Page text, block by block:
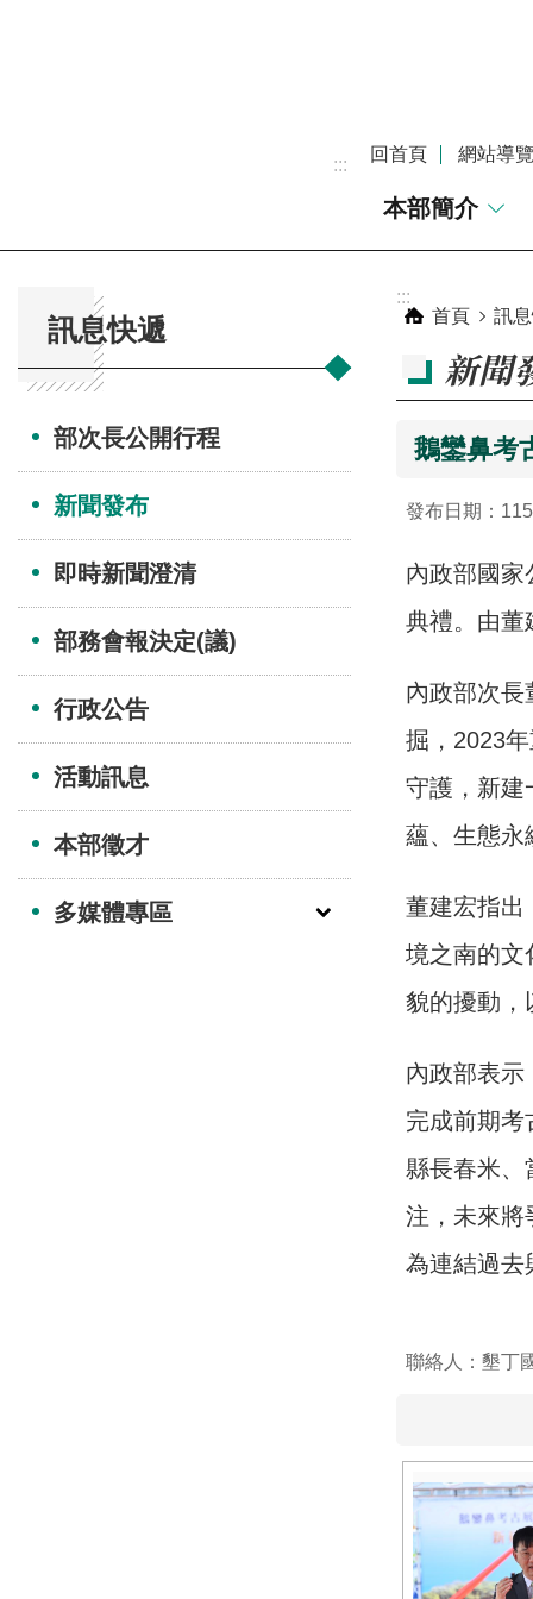
:::
回首頁 網站導覽
本部簡介
訊息快遞
部次長公開行程
新聞發布
即時新聞澄清
部務會報決定(議)
行政公告
活動訊息
本部徵才
多媒體專區
:::
首頁
訊
新聞
鵝鑾鼻考
發布日期：
內政部國家
典禮。由董
內政部次長
掘，2023
守護，新建
蘊、生態永
董建宏指出
境之南的文
貌的擾動，
內政部表示
完成前期考
縣長春米、
注，未來將
為連結過去
聯絡人：墾丁